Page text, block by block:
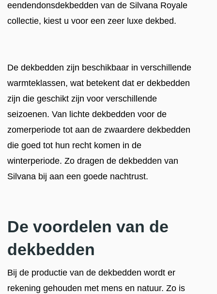
eendendonsdekbedden van de Silvana Royale
collectie, kiest u voor een zeer luxe dekbed.
De dekbedden zijn beschikbaar in verschillende
warmteklassen, wat betekent dat er dekbedden
zijn die geschikt zijn voor verschillende
seizoenen. Van lichte dekbedden voor de
zomerperiode tot aan de zwaardere dekbedden
die goed tot hun recht komen in de
winterperiode. Zo dragen de dekbedden van
Silvana bij aan een goede nachtrust.
De voordelen van de
dekbedden
Bij de productie van de dekbedden wordt er
rekening gehouden met mens en natuur. Zo is